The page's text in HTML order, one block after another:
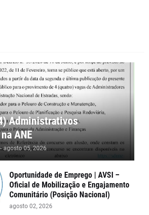
Administrativos
ANE
- agosto 05, 2026
Oportunidade de Emprego | AVSI –
Oficial de Mobilização e Engajamento
Comunitário (Posição Nacional)
agosto 02, 2026